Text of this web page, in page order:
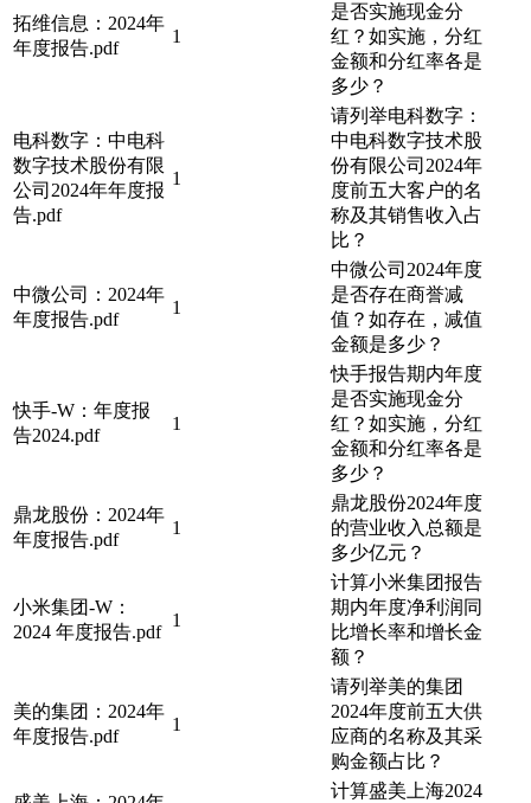
拓维信息：2024年
年度报告.pdf
1
是否实施现金分
红？如实施，分红
金额和分红率各是
多少？
电科数字：中电科
数字技术股份有限
公司2024年年度报
告.pdf
1
请列举电科数字：
中电科数字技术股
份有限公司2024年
度前五大客户的名
称及其销售收入占
比？
中微公司：2024年
年度报告.pdf
1
中微公司2024年度
是否存在商誉减
值？如存在，减值
金额是多少？
快手-W：年度报
告2024.pdf
1
快手报告期内年度
是否实施现金分
红？如实施，分红
金额和分红率各是
多少？
鼎龙股份：2024年
年度报告.pdf
1
鼎龙股份2024年度
的营业收入总额是
多少亿元？
小米集团-W：
2024 年度报告.pdf
1
计算小米集团报告
期内年度净利润同
比增长率和增长金
额？
美的集团：2024年
年度报告.pdf
1
请列举美的集团
2024年度前五大供
应商的名称及其采
购金额占比？
计算盛美上海2024